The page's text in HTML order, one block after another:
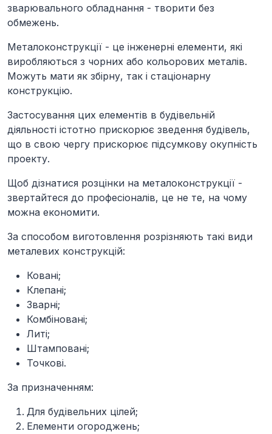
зварювального обладнання - творити без
обмежень.
Металоконструкції - це інженерні елементи, які
виробляються з чорних або кольорових металів.
Можуть мати як збірну, так і стаціонарну
конструкцію.
Застосування цих елементів в будівельній
діяльності істотно прискорює зведення будівель,
що в свою чергу прискорює підсумкову окупність
проекту.
Щоб дізнатися розцінки на металоконструкції -
звертайтеся до професіоналів, це не те, на чому
можна економити.
За способом виготовлення розрізняють такі види
металевих конструкцій:
Ковані;
Клепані;
Зварні;
Комбіновані;
Литі;
Штамповані;
Точкові.
За призначенням:
Для будівельних цілей;
Елементи огороджень;